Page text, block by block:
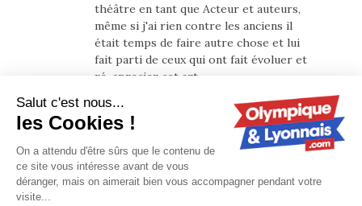
théâtre en tant que Acteur et auteurs,
même si j'ai rien contre les anciens il
était temps de faire autre chose et lui
fait parti de ceux qui ont fait évoluer et
ré-aprecier cet art.
anciens acteurs avec lui.
Je suis tombé sur son passage dans
Khamelott il y a quelques jours, c'est à
pleurer de rire. Je le demande d'ailleurs
si ils n'étaient tous réellement bourré